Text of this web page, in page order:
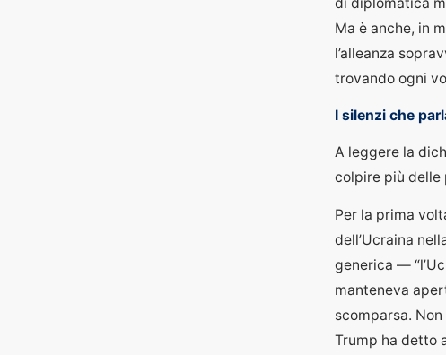
Ma è anche, in
l’alleanza
trovando ogni
I silenzi che
A leggere la
colpire più delle
Per la prima
dell’Ucraina
generica —
manteneva
scomparsa.
Trump ha detto